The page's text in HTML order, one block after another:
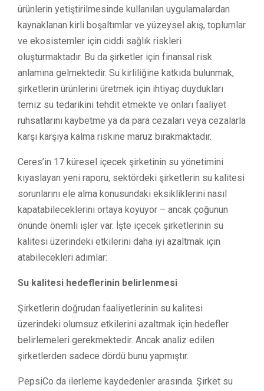
ürünlerin yetiştirilmesinde kullanılan uygulamalardan
kaynaklanan kirli boşaltımlar ve yüzeysel akış, toplumlar
ve ekosistemler için ciddi sağlık riskleri
oluşturmaktadır. Bu da şirketler için finansal risk
anlamına gelmektedir. Su kirliliğine katkıda bulunmak,
şirketlerin ürünlerini üretmek için ihtiyaç duydukları
temiz su tedarikini tehdit etmekte ve onları faaliyet
ruhsatlarını kaybetme ya da para cezaları veya cezalarla
karşı karşıya kalma riskine maruz bırakmaktadır.
Ceres’in 17 küresel içecek şirketinin su yönetimini
kıyaslayan yeni raporu, sektördeki şirketlerin su kalitesi
sorunlarını ele alma konusundaki eksikliklerini nasıl
kapatabileceklerini ortaya koyuyor – ancak çoğunun
önünde önemli işler var. İşte içecek şirketlerinin su
kalitesi üzerindeki etkilerini daha iyi azaltmak için
atabilecekleri adımlar:
Su kalitesi hedeflerinin belirlenmesi
Şirketlerin doğrudan faaliyetlerinin su kalitesi
üzerindeki olumsuz etkilerini azaltmak için hedefler
belirlemeleri gerekmektedir. Ancak analiz edilen
şirketlerden sadece dördü bunu yapmıştır.
PepsiCo da ilerleme kaydedenler arasında. Şirket su